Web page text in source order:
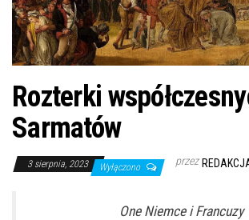
Rozterki
Sarmatów
3 sierpnia, 2023 Wyłączono przez
One Niemce i Francuzy